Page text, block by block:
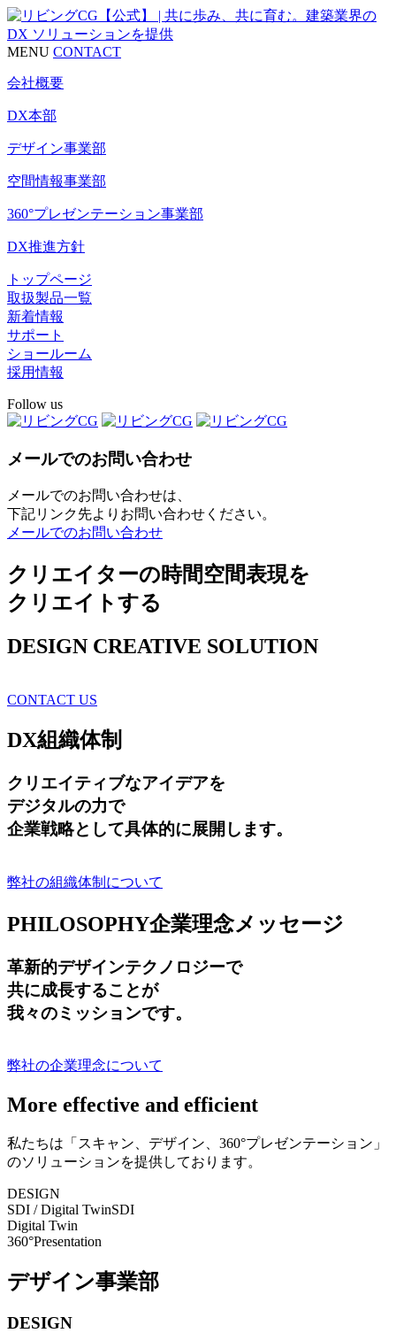
MENU CONTACT
会社概要
DX本部
デザイン事業部
空間情報事業部
360°プレゼンテーション事業部
DX推進方針
トップページ
取扱製品一覧
新着情報
サポート
ショールーム
採用情報
Follow us
メールでのお問い合わせ
メールでのお問い合わせは、
下記リンク先よりお問い合わせください。
メールでのお問い合わせ
クリエイターの時間空間表現を
クリエイトする
DESIGN CREATIVE SOLUTION
CONTACT US
DX組織体制
クリエイティブなアイデアを
デジタルの力で
企業戦略として具体的に展開します。
弊社の組織体制について
PHILOSOPHY企業理念メッセージ
革新的デザインテクノロジーで
共に成長することが
我々のミッションです。
弊社の企業理念について
More effective and efficient
私たちは「スキャン、デザイン、360°プレゼンテーション」
のソリューションを提供しております。
DESIGN
SDI / Digital TwinSDI
Digital Twin
360°Presentation
デザイン事業部
DESIGN